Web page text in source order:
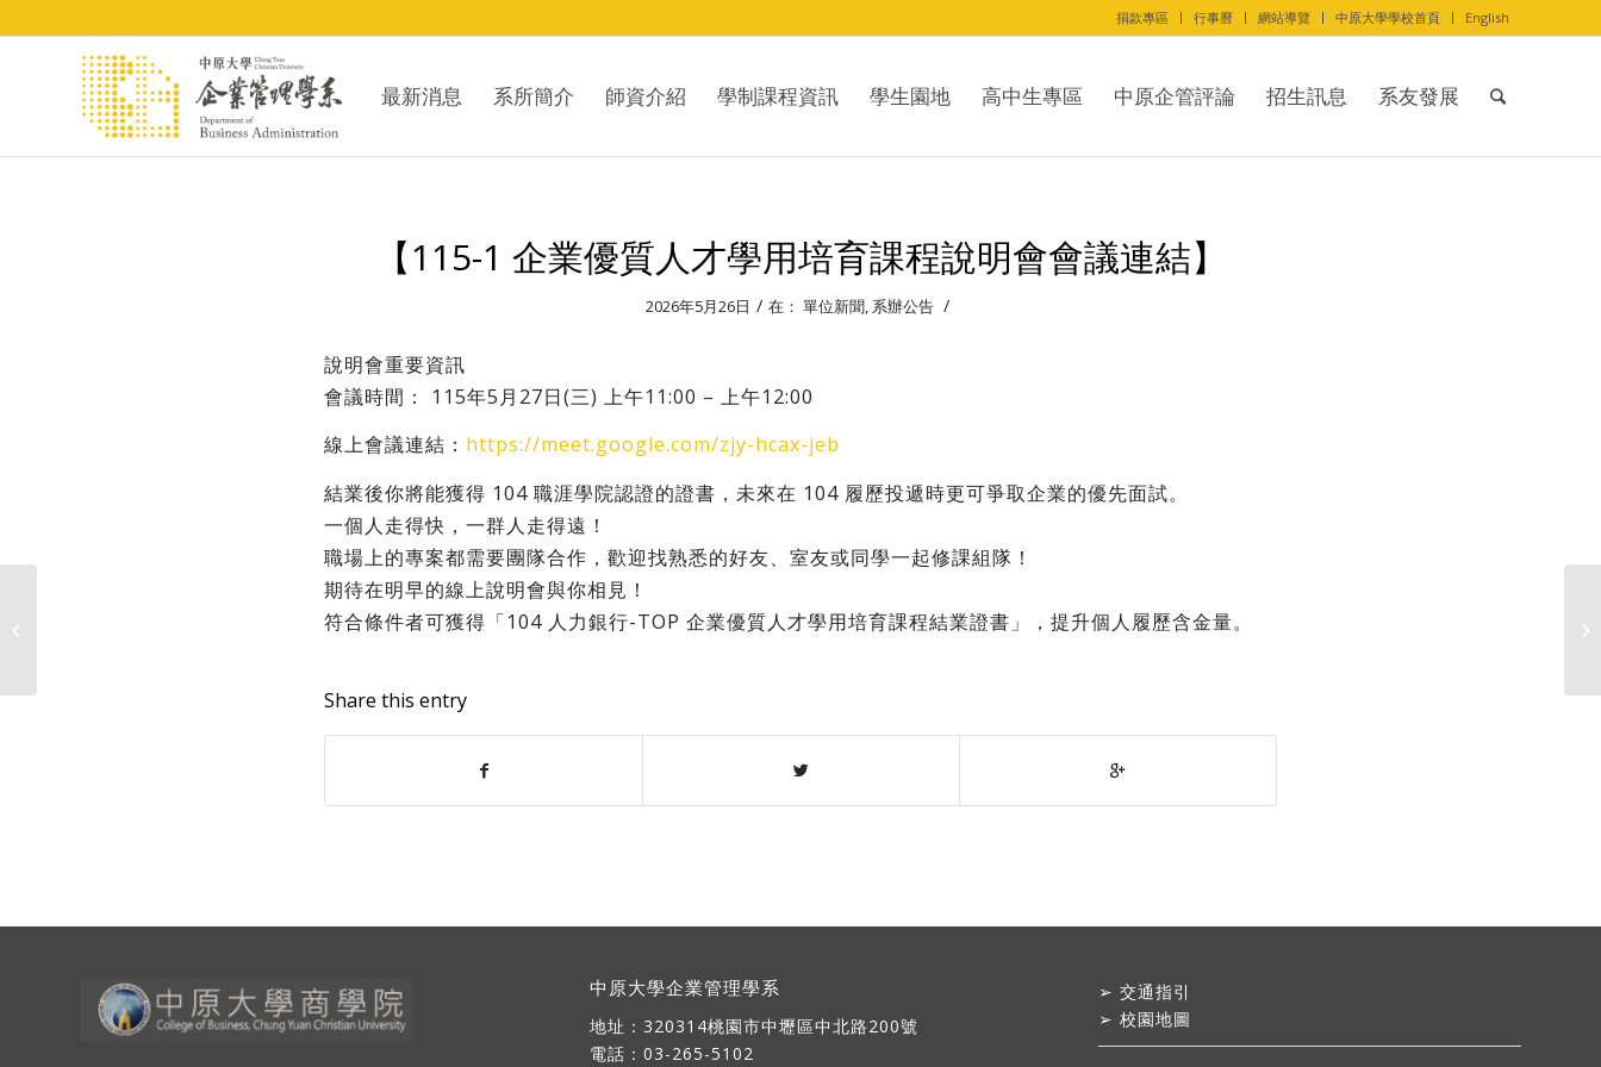
捐款專區 行事曆 網站導覽 中原大學學校首頁 English
最新消息 系所簡介 師資介紹 學制課程資訊 學生園地 高中生專區 中原企管評論 招生訊息 系友發展
【115-1 企業優質人才學用培育課程說明會會議連結】
2026年5月26日 / 在： 單位新聞, 系辦公告 /
說明會重要資訊
會議時間： 115年5月27日(三) 上午11:00 – 上午12:00
線上會議連結： https://meet.google.com/zjy-hcax-jeb
結業後你將能獲得 104 職涯學院認證的證書，未來在 104 履歷投遞時更可爭取企業的優先面試。
一個人走得快，一群人走得遠！
職場上的專案都需要團隊合作，歡迎找熟悉的好友、室友或同學一起修課組隊！
期待在明早的線上說明會與你相見！
符合條件者可獲得「104 人力銀行-TOP 企業優質人才學用培育課程結業證書」，提升個人履歷含金量。
Share this entry
中原大學企業管理學系
地址： 320314桃園市中壢區中北路200號
電話：03-265-5102
➢交通指引
➢校園地圖